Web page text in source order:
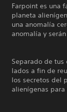
Farpoint es una
planeta
una anomalía
anomalía y
Separado de
lados a fin de
los secretos del
alienígenas para